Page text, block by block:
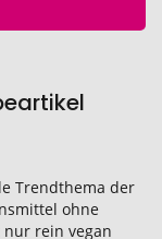
Trendthema der
ohne
rein vegan